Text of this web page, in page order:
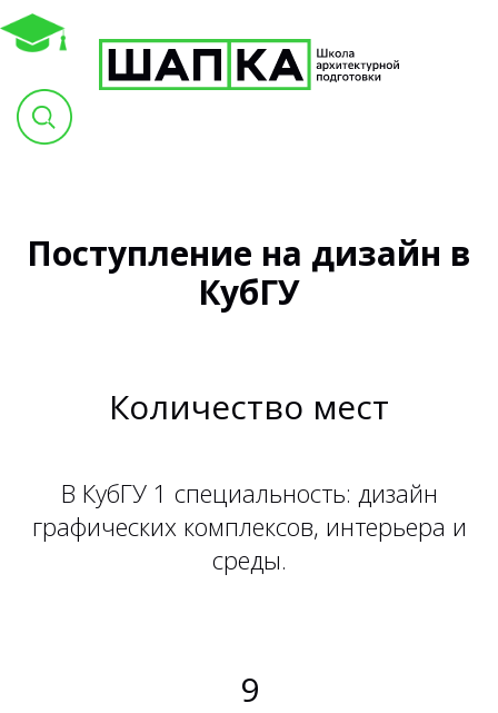
Поступление на дизайн в
КубГУ
Количество мест
В КубГУ 1 специальность: дизайн
графических комплексов, интерьера и
среды.
9